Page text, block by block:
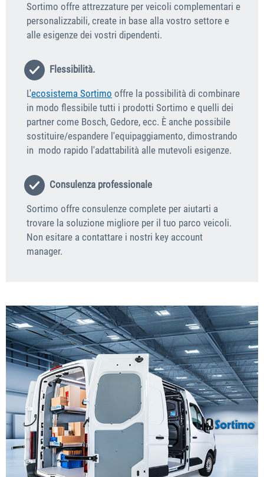
Sortimo offre attrezzature per veicoli complementari e
personalizzabili, create in base alla vostro settore e
alle esigenze dei vostri dipendenti.
Flessibilità.
L'ecosistema Sortimo offre la possibilità di combinare
in modo flessibile tutti i prodotti Sortimo e quelli dei
partner come Bosch, Gedore, ecc. È anche possibile
sostituire/espandere l'equipaggiamento, dimostrando
in modo rapido l'adattabilità alle mutevoli esigenze.
Consulenza professionale
Sortimo offre consulenze complete per aiutarti a
trovare la soluzione migliore per il tuo parco veicoli.
Non esitare a contattare i nostri key account
manager.